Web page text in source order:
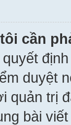
cần
duyệt
quản trị
bài